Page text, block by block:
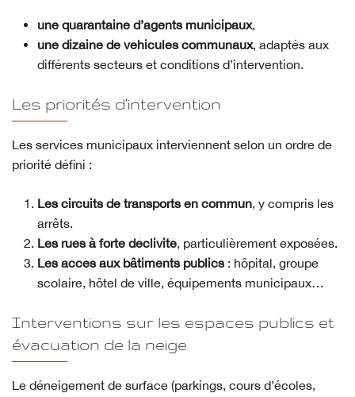
une quarantaine d’agents municipaux,
une dizaine de véhicules communaux, adaptés aux
différents secteurs et conditions d’intervention.
Les priorités d’intervention
Les services municipaux interviennent selon un ordre de
priorité défini :
Les circuits de transports en commun, y compris les
arrêts.
Les rues à forte déclivité, particulièrement exposées.
Les accès aux bâtiments publics: hôpital, groupe
scolaire, hôtel de ville, équipements municipaux…
Interventions sur les espaces publics et
évacuation de la neige
Le déneigement de surface (parkings, cours d’écoles,